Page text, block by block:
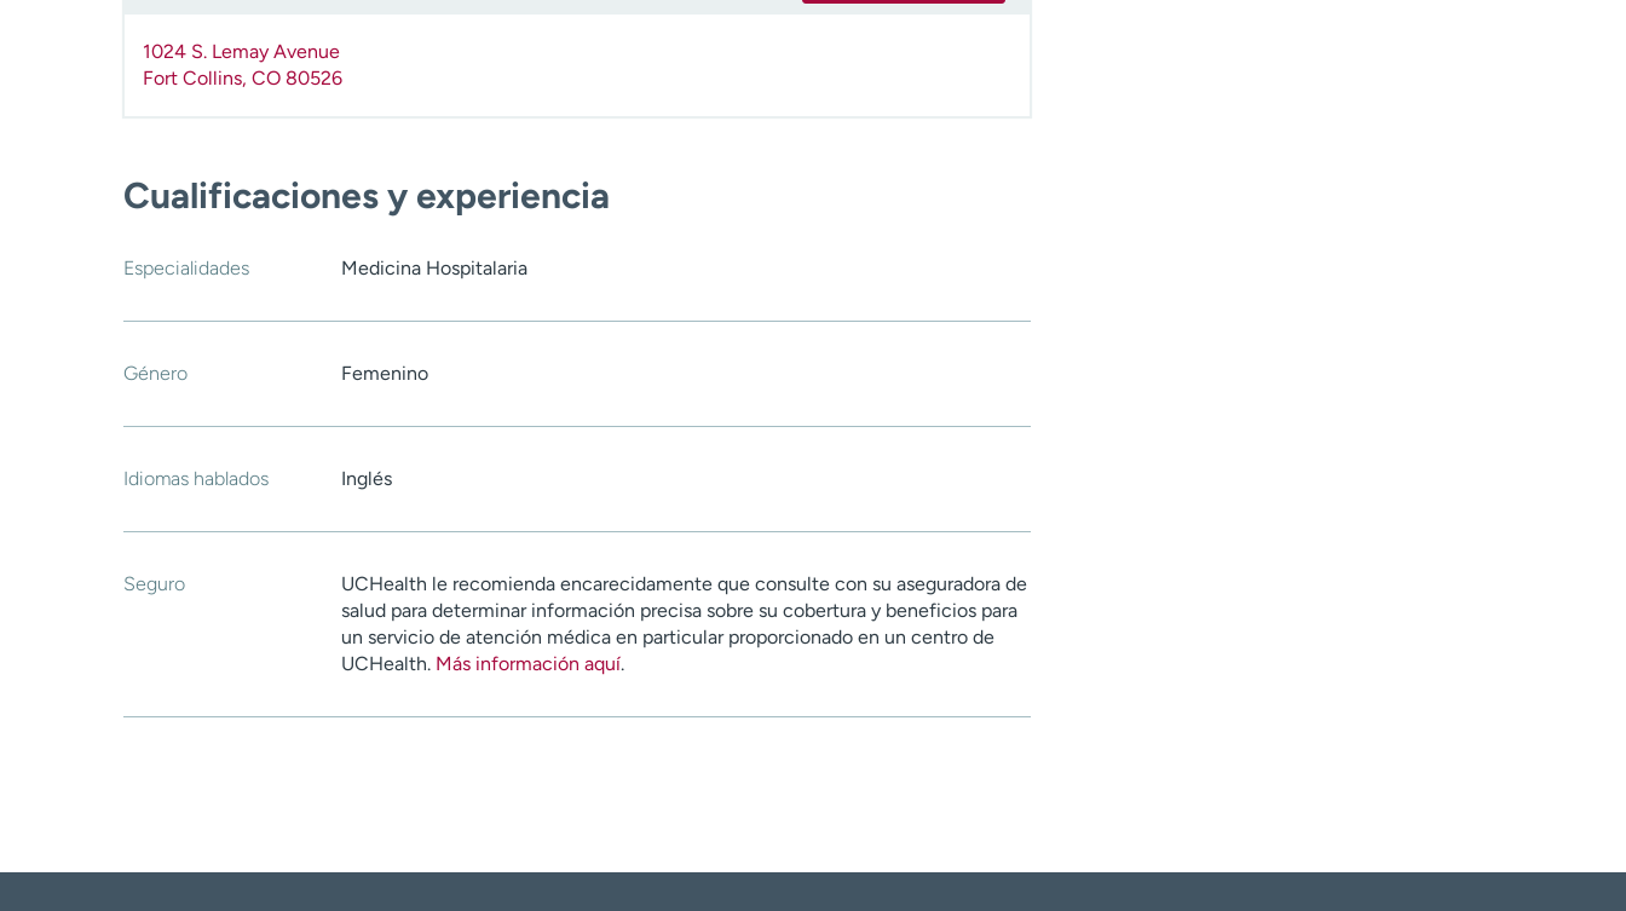
1024 S. Lemay Avenue
Fort Collins, CO 80526
Cualificaciones y experiencia
Especialidades Medicina Hospitalaria
Género Femenino
Idiomas hablados Inglés
Seguro
UCHealth le recomienda encarecidamente que consulte con su aseguradora de
salud para determinar información precisa sobre su cobertura y beneficios para
un servicio de atención médica en particular proporcionado en un centro de
UCHealth. Más información aquí.